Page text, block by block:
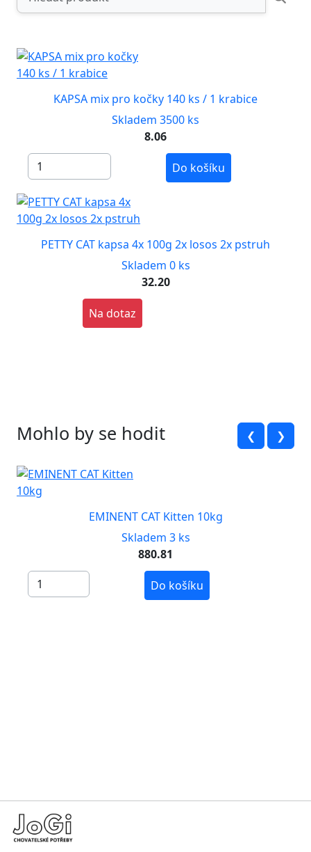
KAPSA mix pro kočky 140 ks / 1 krabice
Skladem 3500 ks
8.06
Do košíku
PETTY CAT kapsa 4x 100g 2x losos 2x pstruh
Skladem 0 ks
32.20
Na dotaz
Mohlo by se hodit ❮ ❯
EMINENT CAT Kitten 10kg
Skladem 3 ks
880.81
Do košíku